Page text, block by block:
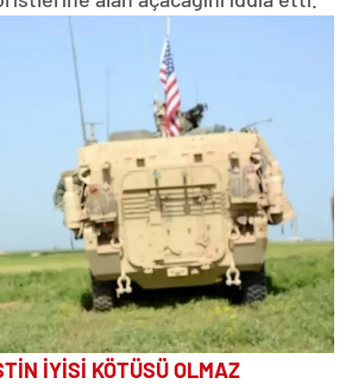
İYİSİ KÖTÜSÜ OLMAZ